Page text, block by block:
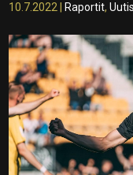
10.7.2022 Raportit,